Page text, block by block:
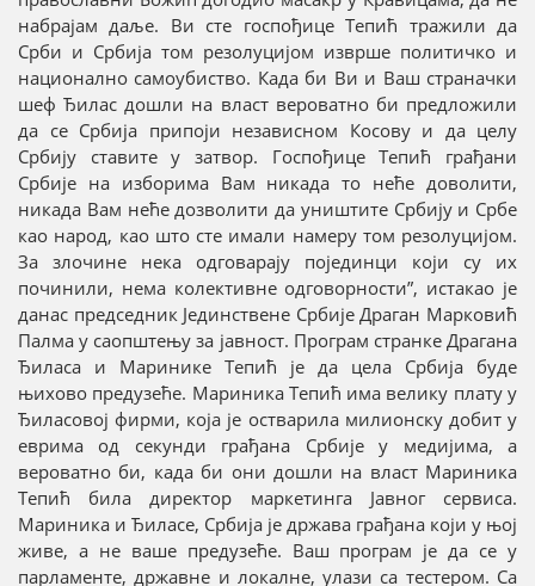
набрајам даље. Ви сте госпођице Тепић тражили да
Срби и Србија том резолуцијом изврше политичко и
национално самоубиство. Када би Ви и Ваш страначки
шеф Ђилас дошли на власт вероватно би предложили
да се Србија припоји независном Косову и да целу
Србију ставите у затвор. Госпођице Тепић грађани
Србије на изборима Вам никада то неће доволити,
никада Вам неће дозволити да уништите Србију и Србе
као народ, као што сте имали намеру том резолуцијом.
За злочине нека одговарају појединци који су их
починили, нема колективне одговорности”, истакао је
данас председник Јединствене Србије Драган Марковић
Палма у саопштењу за јавност. Програм странке Драгана
Ђиласа и Маринике Тепић је да цела Србија буде
њихово предузеће. Мариника Тепић има велику плату у
Ђиласовој фирми, која је остварила милионску добит у
еврима од секунди грађана Србије у медијима, а
вероватно би, када би они дошли на власт Мариника
Тепић била директор маркетинга Јавног сервиса.
Мариника и Ђиласе, Србија је држава грађана који у њој
живе, а не ваше предузеће. Ваш програм је да се у
парламенте, државне и локалне, улази са тестером. Са